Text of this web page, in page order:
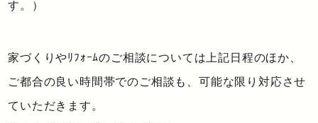
す。）
家づくりやﾘﾌｫｰﾑのご相談については上記日程のほか、
ご都合の良い時間帯でのご相談も、可能な限り対応させ
ていただきます。